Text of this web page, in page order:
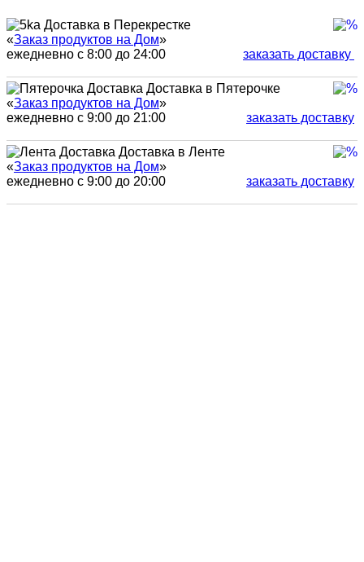
Доставка в Перекрестке
«Заказ продуктов на Дом»
ежедневно с 8:00 до 24:00
заказать доставку
Доставка в Пятерочке
«Заказ продуктов на Дом»
ежедневно с 9:00 до 21:00
заказать доставку
Доставка в Ленте
«Заказ продуктов на Дом»
ежедневно с 9:00 до 20:00
заказать доставку